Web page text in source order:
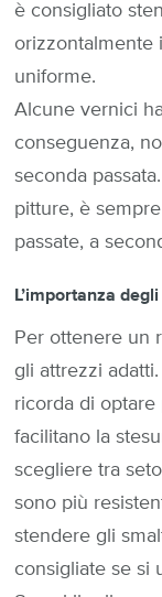
è consigliato
orizzontalmente
uniforme.
Alcune vernici
conseguenza,
seconda
pitture, è
passate, a
L’importanza
Per ottenere un
gli attrezzi
ricorda di
facilitano la
scegliere tra
sono più
stendere gli
consigliate se si